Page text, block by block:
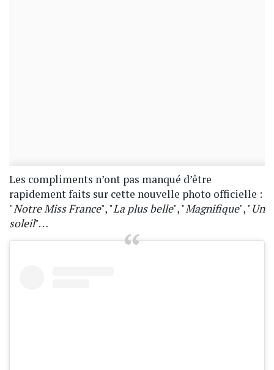
Les compliments n’ont pas manqué d’être
rapidement faits sur cette nouvelle photo officielle :
"Notre Miss France", "La plus belle", "Magnifique", "Un
soleil"…